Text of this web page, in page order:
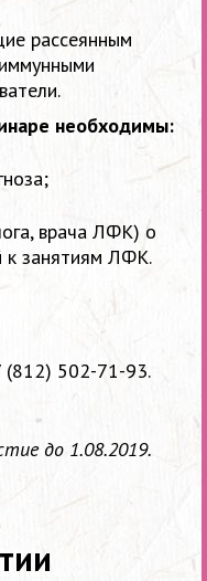
рассеянным
необходимы:
врача ЛФК) о
к занятиям ЛФК.
(812) 502-71-93.
до 1.08.2019.